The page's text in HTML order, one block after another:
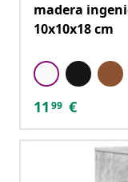
madera
10x10x18 cm
11 99 €